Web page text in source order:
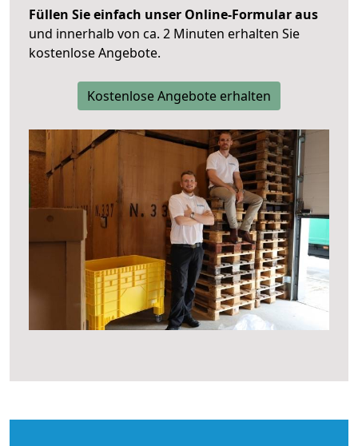
Füllen Sie einfach unser Online-Formular aus
und innerhalb von ca. 2 Minuten erhalten Sie
kostenlose Angebote.
Kostenlose Angebote erhalten